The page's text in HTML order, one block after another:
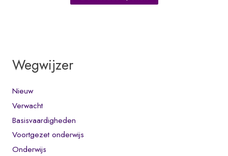
Wegwijzer
Nieuw
Verwacht
Basisvaardigheden
Voortgezet onderwijs
Onderwijs